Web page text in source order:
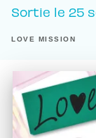
Sortie le 25
LOVE MISSION